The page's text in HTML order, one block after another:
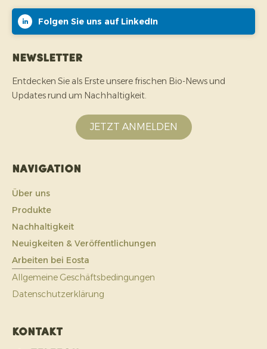
Folgen Sie uns auf LinkedIn
Newsletter
Entdecken Sie als Erste unsere frischen Bio-News und
Updates rund um Nachhaltigkeit.
JETZT ANMELDEN
Navigation
Über uns
Produkte
Nachhaltigkeit
Neuigkeiten & Veröffentlichungen
Arbeiten bei Eosta
Allgemeine Geschäftsbedingungen
Datenschutzerklärung
Kontakt